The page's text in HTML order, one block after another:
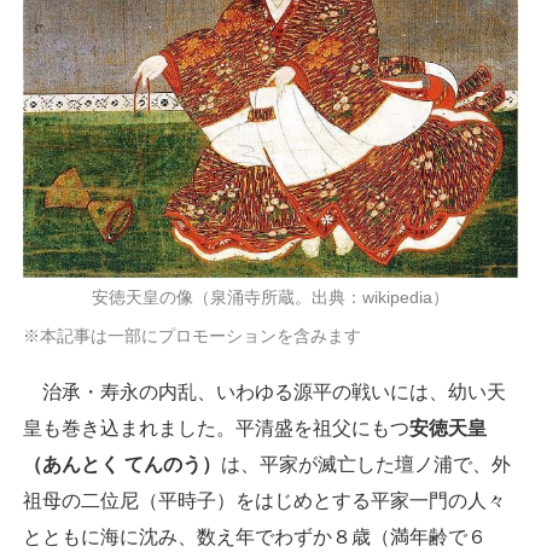
安徳天皇の像（泉涌寺所蔵。出典：wikipedia）
※本記事は一部にプロモーションを含みます
治承・寿永の内乱、いわゆる源平の戦いには、幼い天
皇も巻き込まれました。平清盛を祖父にもつ安徳天皇
（あんとく てんのう） は、平家が滅亡した壇ノ浦で、外
祖母の二位尼（平時子）をはじめとする平家一門の人々
とともに海に沈み、数え年でわずか８歳（満年齢で６